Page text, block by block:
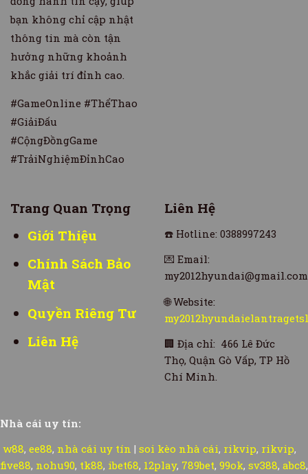
bạn không chỉ cập nhật
thông tin mà còn tận
hưởng những khoảnh
khắc giải trí đỉnh cao.
#GameOnline #ThểThao
#GiảiĐấu
#CộngĐồngGame
#TrảiNghiệmĐỉnhCao
Trang Quan Trọng
Giới Thiệu
Chính Sách Bảo
Mật
Quyền Riêng Tư
Liên Hệ
Liên Hệ
☎️ Hotline: 0388997243
💌 Email:
my2012hyundai@gmail.com
🌐Website:
🏢 Địa chỉ: 466 Lê Đức
Thọ, Quận Gò Vấp, TP Hồ
Chí Minh.
Nhà cái uy tín:
w88, ee88, nhà cái uy tín | soi kèo nhà cái, rikvip, rikvip,
five88, nohu90, tk88, ibet68, 12play, 789bet, 99ok, sv388, abc8,